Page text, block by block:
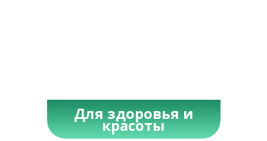
Для здоровья и
красоты